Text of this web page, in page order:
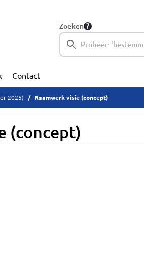
Zoeken
Contact
2025) Raamwerk visie (concept)
(concept)